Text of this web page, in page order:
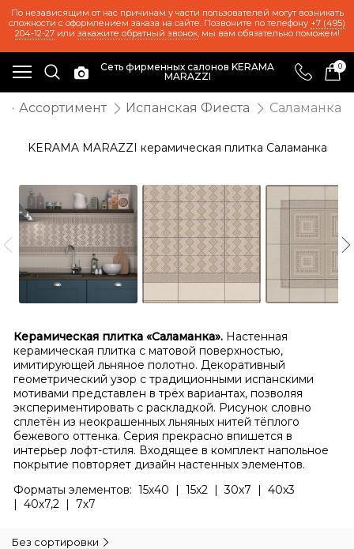
По независящим от нас причинам у части пользователей могут возникать
сложности с оформлением заказа на сайте. Позвоните по телефону +7 (495)
204-12-27или закажите обратный звонок, мы вам обязательно поможем!
Сеть фирменных салонов KERAMA
MARAZZI
0
Ассортимент Испанская Фиеста Саламанка
KERAMA MARAZZI керамическая плитка Саламанка
Керамическая плитка «Саламанка». Настенная
керамическая плитка с матовой поверхностью,
имитирующей льняное полотно. Декоративный
геометрический узор с традиционными испанскими
мотивами представлен в трёх вариантах, позволяя
экспериментировать с раскладкой. Рисунок словно
сплетён из неокрашенных льняных нитей тёплого
бежевого оттенка. Серия прекрасно впишется в
интерьер лофт-стиля. Входящее в комплект напольное
покрытие повторяет дизайн настенных элементов.
Форматы элементов: 15х40 | 15х2 | 30х7 | 40х3
| 40х7,2 | 7х7
Без сортировки